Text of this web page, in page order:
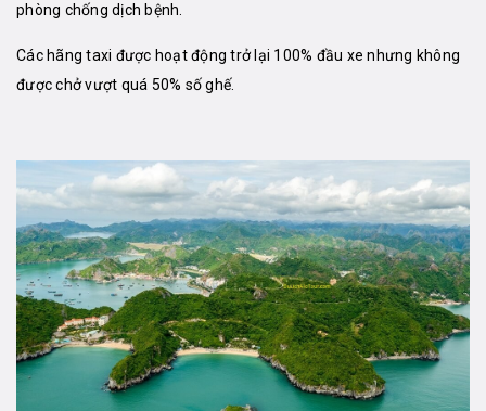
phòng chống dịch bệnh.
Các hãng taxi được hoạt động trở lại 100% đầu xe nhưng không
được chở vượt quá 50% số ghế.